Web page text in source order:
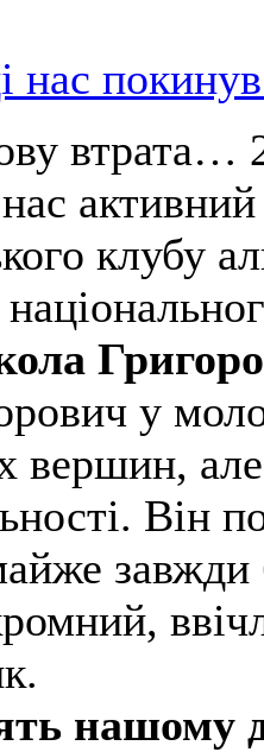
нас
втрата…
клубу
у
вершин,
Він
нашому